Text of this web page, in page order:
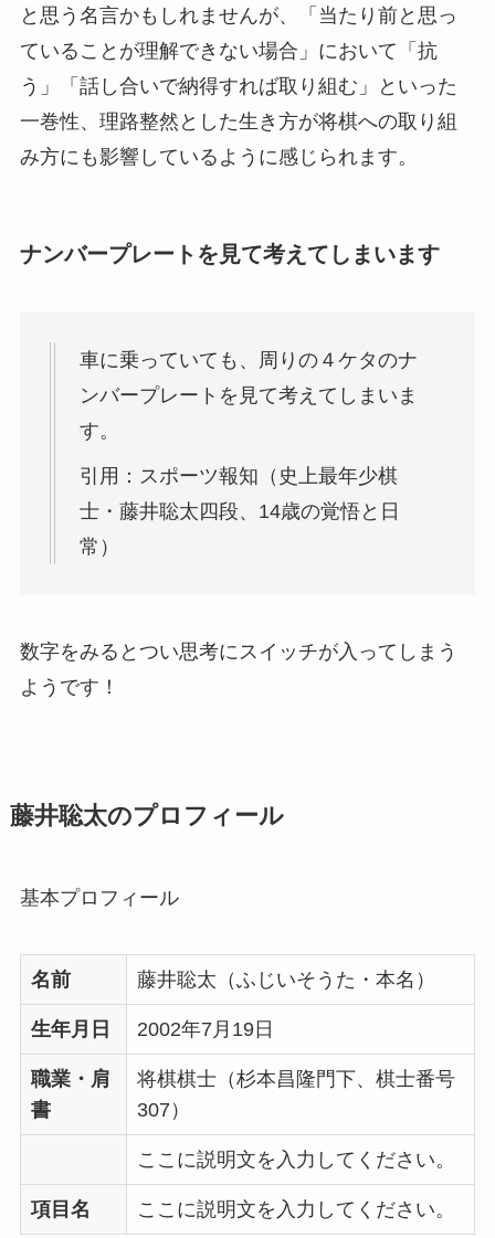
と思う名言かもしれませんが、「当たり前と思っ
ていることが理解できない場合」において「抗
う」「話し合いで納得すれば取り組む」といった
一巻性、理路整然とした生き方が将棋への取り組
み方にも影響しているように感じられます。
ナンバープレートを見て考えてしまいます
車に乗っていても、周りの４ケタのナ
ンバープレートを見て考えてしまいま
す。
引用：スポーツ報知（史上最年少棋
士・藤井聡太四段、14歳の覚悟と日
常）
数字をみるとつい思考にスイッチが入ってしまう
ようです！
藤井聡太のプロフィール
基本プロフィール
名前 藤井聡太（ふじいそうた・本名）
生年月日 2002年7月19日
職業・肩
書
将棋棋士（杉本昌隆門下、棋士番号
307）
ここに説明文を入力してください。
項目名 ここに説明文を入力してください。